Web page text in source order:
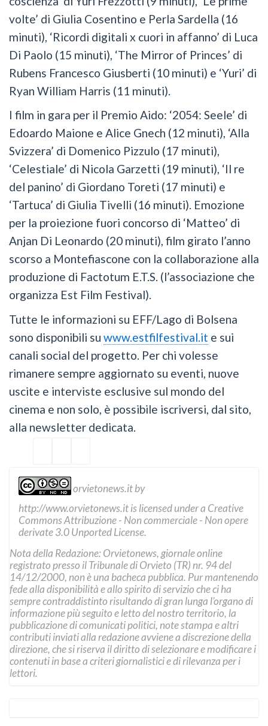
volte’ di Giulia Cosentino e Perla Sardella (16
minuti), ‘Ricordi digitali x cuori in affanno’ di Luca
Di Paolo (15 minuti), ‘The Mirror of Princes’ di
Rubens Francesco Giusberti (10 minuti) e ‘Yuri’ di
Ryan William Harris (11 minuti).
I film in gara per il Premio Aido: ‘2054: Seele’ di
Edoardo Maione e Alice Gnech (12 minuti), ‘Alla
Svizzera’ di Domenico Pizzulo (17 minuti),
‘Celestiale’ di Nicola Garzetti (19 minuti), ‘Il re
del panino’ di Giordano Toreti (17 minuti) e
‘Tartuca’ di Giulia Tivelli (16 minuti). Emozione
per la proiezione fuori concorso di ‘Matteo’ di
Anjan Di Leonardo (20 minuti), film girato l’anno
scorso a Montefiascone con la collaborazione alla
produzione di Factotum E.T.S. (l’associazione che
organizza Est Film Festival).
Tutte le informazioni su EFF/Lago di Bolsena
sono disponibili su www.estfilfestival.it e sui
canali social del progetto. Per chi volesse
rimanere sempre aggiornato su eventi, nuove
uscite e interviste esclusive sul mondo del
cinema e non solo, è possibile iscriversi, dal sito,
alla newsletter dedicata.
orvietonews.itby
http://www.orvietonews.itis licensed under a Creative
Commons Attribuzione - Non commerciale - Non opere
derivate 3.0 Unported License.
Nota della Redazione: Orvietonews, giornale online
registrato presso il Tribunale di Orvieto (TR) nr. 94 del
14/12/2000, non è una bacheca pubblica. Pur mantenendo
fede alla disponibilità e allo spirito di servizio che ci ha
sempre contraddistinto risultando di gran lunga l’organo di
informazione più seguito e letto del nostro territorio, la
pubblicazione di comunicati politici, note stampa e altri
contributi inviati alla redazione avviene a discrezione della
direzione, che si riserva il diritto di selezionare e modificare i
contenuti in base a criteri giornalistici e di rilevanza per i
lettori.